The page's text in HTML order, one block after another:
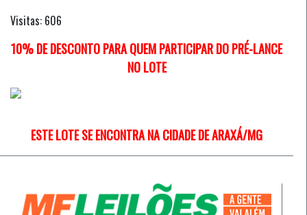
Visitas: 606
10% DE DESCONTO PARA QUEM PARTICIPAR DO PRÉ-LANCE
NO LOTE
ESTE LOTE SE ENCONTRA NA CIDADE DE ARAXÁ/MG